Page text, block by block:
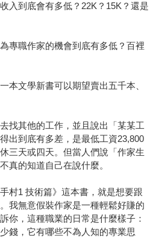
入到底會有多低？22K？15K？還是
專職作家的機會到底有多低？百裡
本文學新書可以期望賣出五千本、
找其他的工作，並且說出「某某工
出到底有多差，是最低工資23,800
三天或四天。但當人們說「作家生
真的知道自己在說什麼。
村1 技術篇》這本書，就是想要跟
我無意假裝作家是一種輕鬆好賺的
你，這種職業的日常是什麼樣子：
錢，它有哪些不為人知的專業思